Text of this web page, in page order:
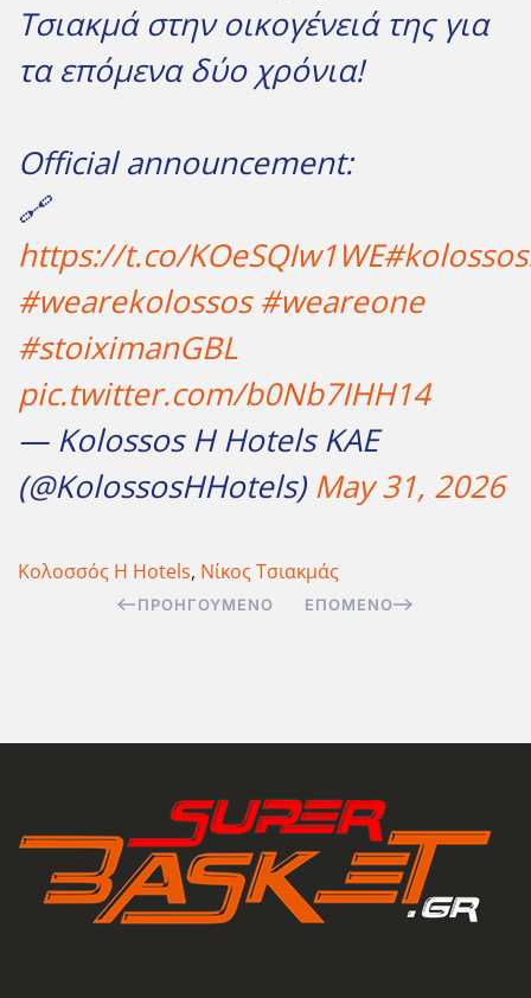
Τσιακμά στην οικογένειά της για
τα επόμενα δύο χρόνια!
Official announcement:
🔗
https://t.co/KOeSQIw1WE
#wearekolossos #weareone
#stoiximanGBL
pic.twitter.com/b0Nb7IHH14
— Kolossos H Hotels ΚΑΕ
(@KolossosHHotels) May 31, 2026
Κολοσσός H Hotels, Νίκος Τσιακμάς
ΠΡΟΗΓΟΎΜΕΝΟ ΕΠΌΜΕΝΟ